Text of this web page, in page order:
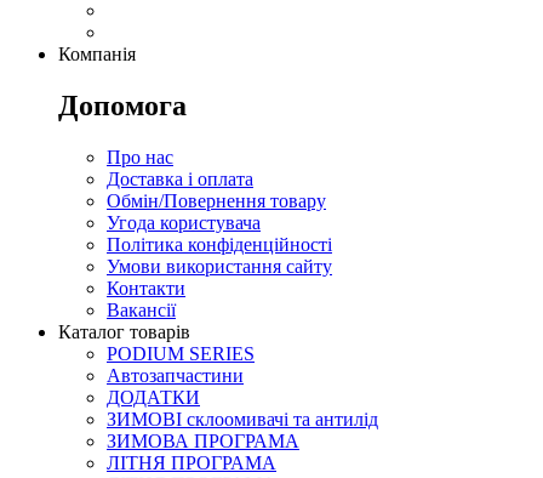
Компанія
Допомога
Про нас
Доставка і оплата
Обмін/Повернення товару
Угода користувача
Політика конфіденційності
Умови використання сайту
Контакти
Вакансії
Каталог товарів
PODIUM SERIES
Автозапчастини
ДОДАТКИ
ЗИМОВІ склоомивачі та антилід
ЗИМОВА ПРОГРАМА
ЛІТНЯ ПРОГРАМА